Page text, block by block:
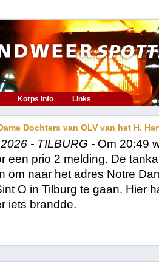
Korps info Links
Dochters van OLV van het H.
- TILBURG - Om 20:49
een prio 2 melding. De
om naar het adres Notre
O in Tilburg te gaan. Hier
iets brandde.